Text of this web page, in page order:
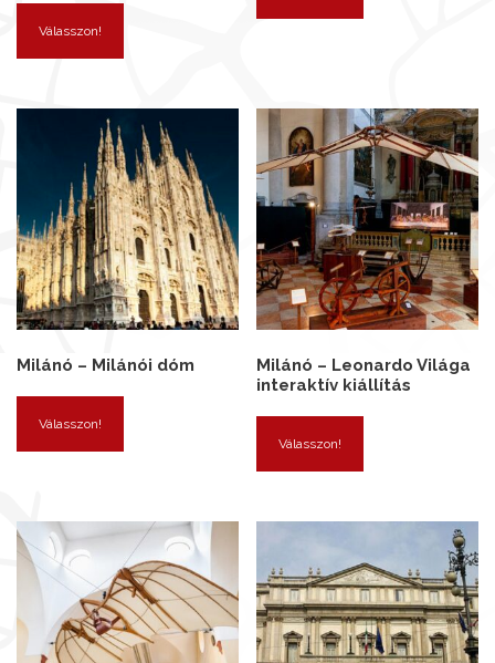
Válasszon!
Milánó – Milánói dóm
Válasszon!
Milánó – Leonardo Világa
interaktív kiállítás
Válasszon!